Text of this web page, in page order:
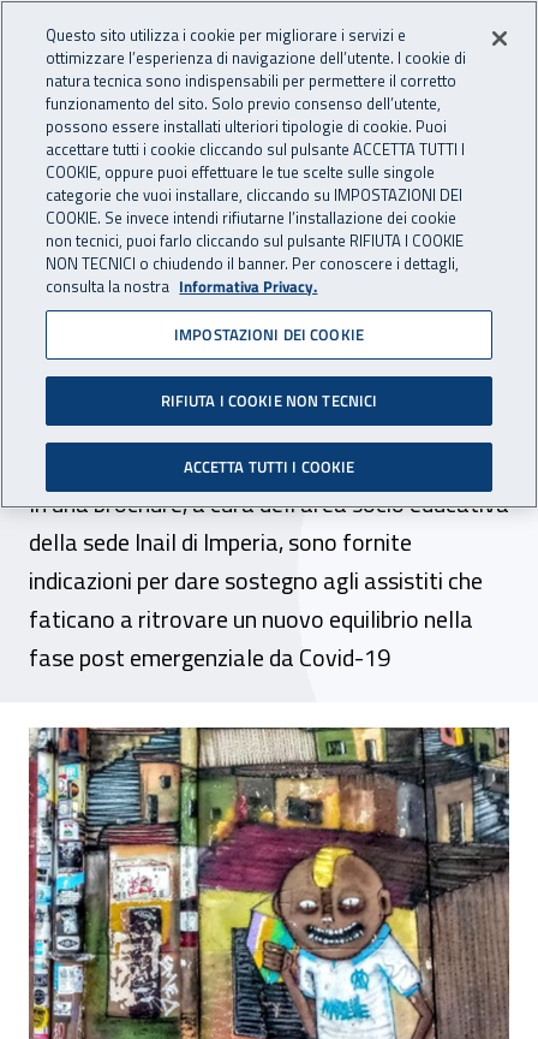
INAIL - Istituto Nazionale
Apri cerca
Navigazione principale
Navigazione - Ti trovi in:
Home Inail comunica News
23 giugno 2020
Liguria, "Spunti e
suggerimenti per affrontare
il prossimo futuro"
In una brochure, a cura dell’area socio educativa
della sede Inail di Imperia, sono fornite
indicazioni per dare sostegno agli assistiti che
faticano a ritrovare un nuovo equilibrio nella
fase post emergenziale da Covid-19
Liguria, "Spunti e suggerimenti per
Questo sito utilizza i cookie per migliorare i servizi e
ottimizzare l’esperienza di navigazione dell’utente. I cookie di
natura tecnica sono indispensabili per permettere il corretto
funzionamento del sito. Solo previo consenso dell’utente,
possono essere installati ulteriori tipologie di cookie. Puoi
accettare tutti i cookie cliccando sul pulsante ACCETTA TUTTI I
COOKIE, oppure puoi effettuare le tue scelte sulle singole
categorie che vuoi installare, cliccando su IMPOSTAZIONI DEI
COOKIE. Se invece intendi rifiutarne l’installazione dei cookie
non tecnici, puoi farlo cliccando sul pulsante RIFIUTA I COOKIE
NON TECNICI o chiudendo il banner. Per conoscere i dettagli,
consulta la nostra Informativa Privacy.
IMPOSTAZIONI DEI COOKIE
RIFIUTA I COOKIE NON TECNICI
ACCETTA TUTTI I COOKIE